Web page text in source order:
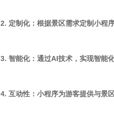
2. 定制化：根据景区需求定制小程
3. 智能化：通过AI技术，实现智能
4. 互动性：小程序为游客提供与景